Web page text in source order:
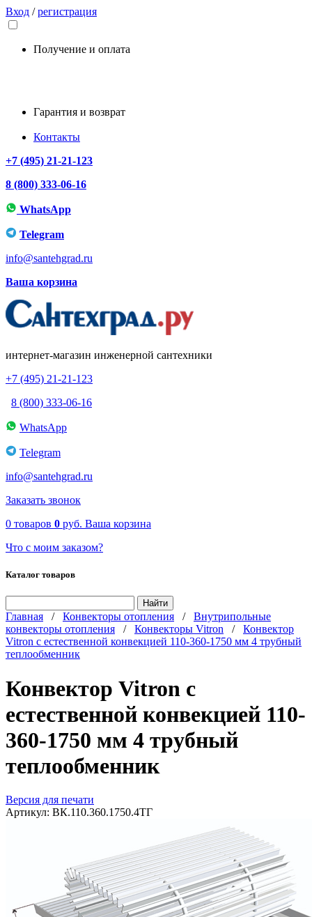
Вход /регистрация
Получение и оплата
Гарантия и возврат
Контакты
+7 (495) 21-21-123
8 (800) 333-06-16
WhatsApp
Telegram
info@santehgrad.ru
Ваша корзина
интернет-магазин инженерной сантехники
+7 (495) 21-21-123
8 (800) 333-06-16
WhatsApp
Telegram
info@santehgrad.ru
Заказать звонок
0 товаров 0 руб. Ваша корзина
Что с моим заказом?
Каталог товаров
Главная / Конвекторы отопления / Внутрипольные
конвекторы отопления / Конвекторы Vitron / Конвектор
Vitron с естественной конвекцией 110-360-1750 мм 4 трубный
теплообменник
Конвектор Vitron с
естественной конвекцией 110-
360-1750 мм 4 трубный
теплообменник
Версия для печати
Артикул: ВК.110.360.1750.4ТГ